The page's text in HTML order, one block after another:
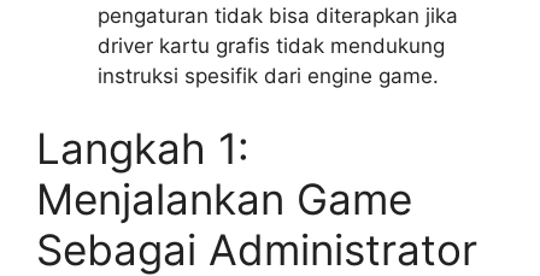
pengaturan tidak bisa diterapkan jika
driver kartu grafis tidak mendukung
instruksi spesifik dari engine game.
Langkah 1:
Menjalankan Game
Sebagai Administrator